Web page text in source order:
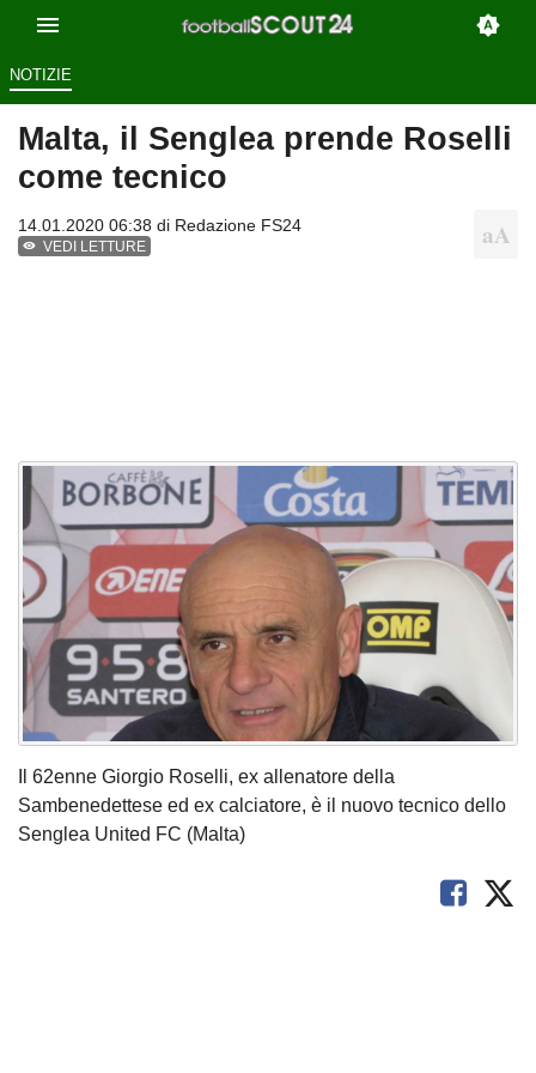
NOTIZIE
Malta, il Senglea prende Roselli
come tecnico
14.01.2020 06:38 di Redazione FS24
VEDI LETTURE
Il 62enne Giorgio Roselli, ex allenatore della
Sambenedettese ed ex calciatore, è il nuovo tecnico dello
Senglea United FC (Malta)